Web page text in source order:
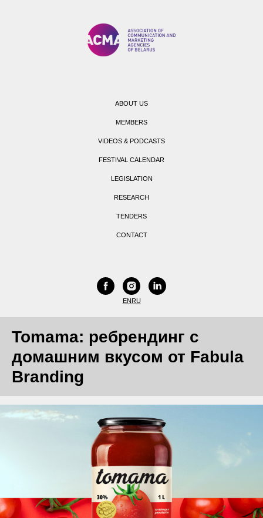
ABOUT US
MEMBERS
VIDEOS & PODCASTS
FESTIVAL CALENDAR
LEGISLATION
RESEARCH
TENDERS
CONTACT
ENRU
Tomama: ребрендинг с
домашним вкусом от Fabula
Branding